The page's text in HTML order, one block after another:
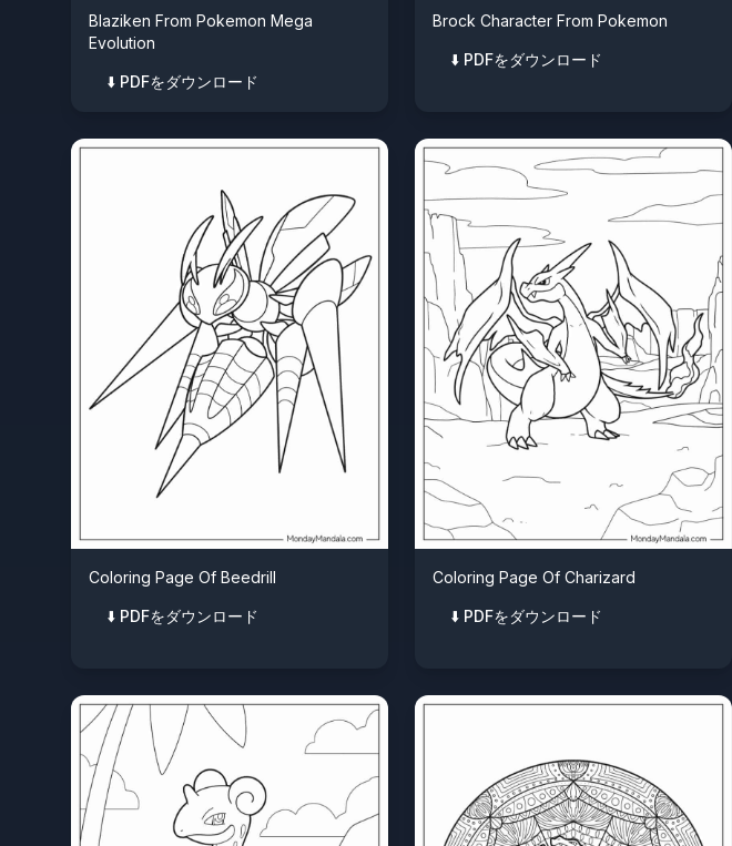
Blaziken From Pokemon Mega
Evolution
⬇️ PDFをダウンロード
Brock Character From Pokemon
⬇️ PDFをダウンロード
Coloring Page Of Beedrill
⬇️ PDFをダウンロード
Coloring Page Of Charizard
⬇️ PDFをダウンロード